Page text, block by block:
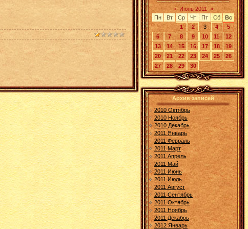
« Июнь 2011 »
Пн
Вт Ср Чт Пт Сб
Вс
1
2 3 4
5
6
7 8 9 10 11
12
13
14 15 16 17 18
19
20
21 22 23 24 25
26
27
28 29 30
Архив записей
2010 Октябрь
2010 Ноябрь
2010 Декабрь
2011 Январь
2011 Февраль
2011 Март
2011 Апрель
2011 Май
2011 Июнь
2011 Июль
2011 Август
2011 Сентябрь
2011 Октябрь
2011 Ноябрь
2011 Декабрь
2012 Январь